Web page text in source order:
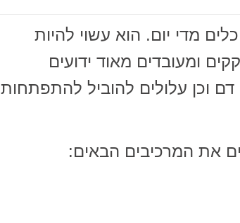
מדי יום. הוא עשוי להיות
ומעובדים מאוד ידועים
וכן עלולים להוביל להתפתחות
את המרכיבים הבאים: